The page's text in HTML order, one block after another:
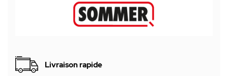
Livraison rapide